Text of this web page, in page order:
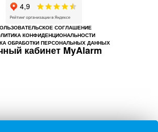
СОГЛАШЕНИЕ
КОНФИДЕНЦИОНАЛЬНОСТИ
ОБРАБОТКИ ПЕРСОНАЛЬНЫХ ДАННЫХ
кабинет MyAlarm